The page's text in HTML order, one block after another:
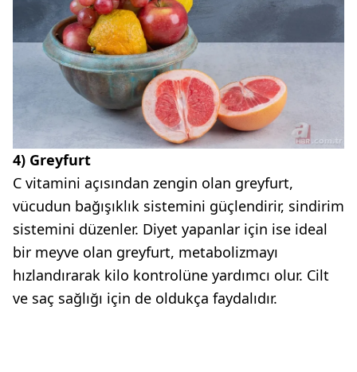
4) Greyfurt
C vitamini açısından zengin olan greyfurt,
vücudun bağışıklık sistemini güçlendirir, sindirim
sistemini düzenler. Diyet yapanlar için ise ideal
bir meyve olan greyfurt, metabolizmayı
hızlandırarak kilo kontrolüne yardımcı olur. Cilt
ve saç sağlığı için de oldukça faydalıdır.